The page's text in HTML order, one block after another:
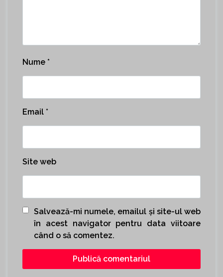
Nume *
Email *
Site web
Salvează-mi numele, emailul și site-ul web
în acest navigator pentru data viitoare
când o să comentez.